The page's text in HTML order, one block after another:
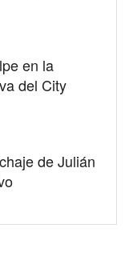
en la
del City
de Julián